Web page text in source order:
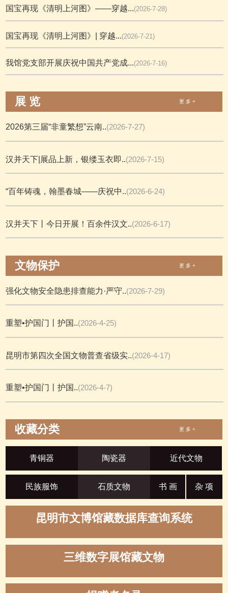
国宝再现《清明上河图》——穿越...(2026-7-28)
国宝再现《清明上河图》| 穿越...(2026-7-21)
我馆党支部开展庆祝中国共产党成...(2026-7-16)
展 览 更 多 +
2026第三届“非童繁想”云南..(2026-7-27)
汉并天下|展品上新，银缕玉衣即..(2026-7-15)
“百年铸魂，翰墨春城——庆祝中..(2026-6-24)
汉并天下丨今日开展！百余件汉文..(2026-6-17)
文物保护 更 多 +
强化文物安全隐患排查能力·严守..(2026-7-29)
重塑•护国门丨护国..(2026-4-25)
昆明市第四次全国文物普查省级实..(2026-4-17)
重塑•护国门丨护国..(2026-4-7)
收藏分类 更 多 +
青铜器 陶瓷器 近代文物
民族服饰 石质文物 书 画 杂 项
昆明市文博馆藏数据库查询系统
三维数字展馆藏文物